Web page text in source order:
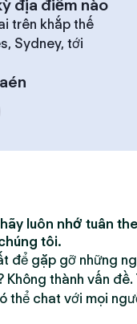
địa điểm nào
trên khắp thế
Sydney, tới
luôn nhớ tuân
tôi.
để gặp gỡ những
Không thành vấn
thể chat với mọi